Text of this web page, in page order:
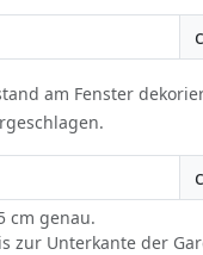
am Fenster
cm genau.
zur Unterkante der